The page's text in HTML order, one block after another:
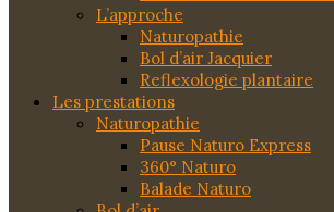
L’approche
Naturopathie
Bol d’air Jacquier
Reflexologie plantaire
Les prestations
Naturopathie
Pause Naturo Express
360° Naturo
Balade Naturo